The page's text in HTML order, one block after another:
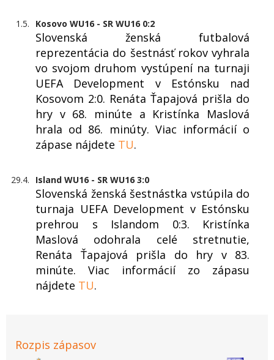
1.5. Kosovo WU16 - SR WU16 0:2
Slovenská ženská futbalová
reprezentácia do šestnásť rokov vyhrala
vo svojom druhom vystúpení na turnaji
UEFA Development v Estónsku nad
Kosovom 2:0. Renáta Ťapajová prišla do
hry v 68. minúte a Kristínka Maslová
hrala od 86. minúty. Viac informácií o
zápase nájdete TU.
29.4. Island WU16 - SR WU16 3:0
Slovenská ženská šestnástka vstúpila do
turnaja UEFA Development v Estónsku
prehrou s Islandom 0:3. Kristínka
Maslová odohrala celé stretnutie,
Renáta Ťapajová prišla do hry v 83.
minúte. Viac informácií zo zápasu
nájdete TU.
Rozpis zápasov